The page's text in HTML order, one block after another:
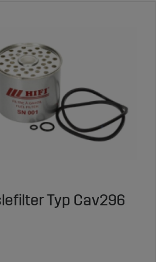
Typ Cav296